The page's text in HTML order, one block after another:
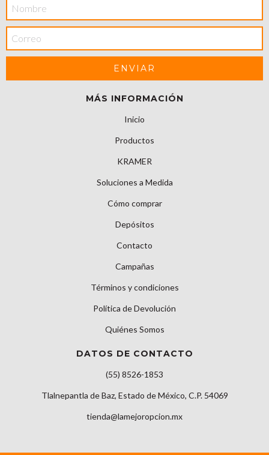
MÁS INFORMACIÓN
Inicio
Productos
KRAMER
Soluciones a Medida
Cómo comprar
Depósitos
Contacto
Campañas
Términos y condiciones
Política de Devolución
Quiénes Somos
DATOS DE CONTACTO
(55) 8526-1853
Tlalnepantla de Baz, Estado de México, C.P. 54069
tienda@lamejoropcion.mx